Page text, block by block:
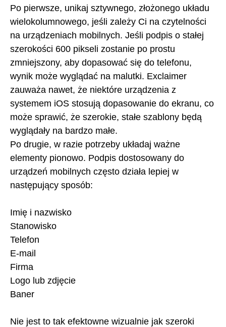
Po pierwsze, unikaj sztywnego, złożonego układu
wielokolumnowego, jeśli zależy Ci na czytelności
na urządzeniach mobilnych. Jeśli podpis o stałej
szerokości 600 pikseli zostanie po prostu
zmniejszony, aby dopasować się do telefonu,
wynik może wyglądać na malutki. Exclaimer
zauważa nawet, że niektóre urządzenia z
systemem iOS stosują dopasowanie do ekranu, co
może sprawić, że szerokie, stałe szablony będą
wyglądały na bardzo małe.
Po drugie, w razie potrzeby układaj ważne
elementy pionowo. Podpis dostosowany do
urządzeń mobilnych często działa lepiej w
następujący sposób:
Imię i nazwisko
Stanowisko
Telefon
E-mail
Firma
Logo lub zdjęcie
Baner
Nie jest to tak efektowne wizualnie jak szeroki